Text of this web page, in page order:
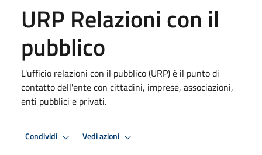
URP Relazioni con il
pubblico
L'ufficio relazioni con il pubblico (URP) è il punto di
contatto dell'ente con cittadini, imprese, associazioni,
enti pubblici e privati.
Condividi Vedi azioni